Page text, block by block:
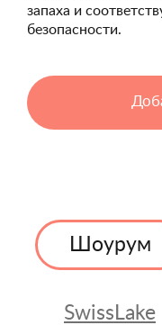
запаха и
безопасности.
Шоурум
SwissLake